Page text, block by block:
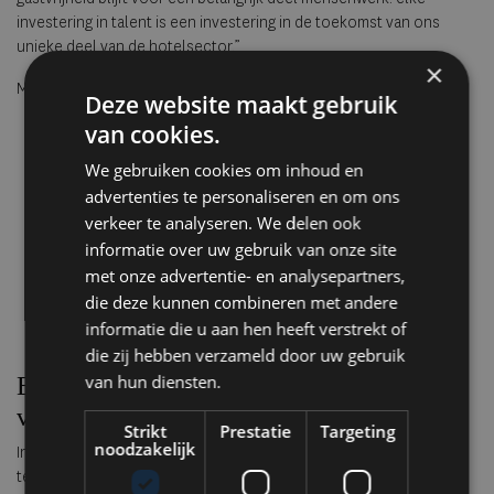
investering in talent is een investering in de toekomst van ons
unieke deel van de hotelsector.”
Meer info:
Een glimlach die geen technologie kan
vervangen
In een wereld waar automatisering en kunstmatige intelligentie
terrein winnen, laten deze hotels zien wat écht contact betekent.
×
Deze website maakt gebruik
van cookies.
We gebruiken cookies om inhoud en
advertenties te personaliseren en om ons
verkeer te analyseren. We delen ook
informatie over uw gebruik van onze site
met onze advertentie- en analysepartners,
die deze kunnen combineren met andere
informatie die u aan hen heeft verstrekt of
die zij hebben verzameld door uw gebruik
van hun diensten.
Strikt
noodzakelijk
Prestatie Targeting